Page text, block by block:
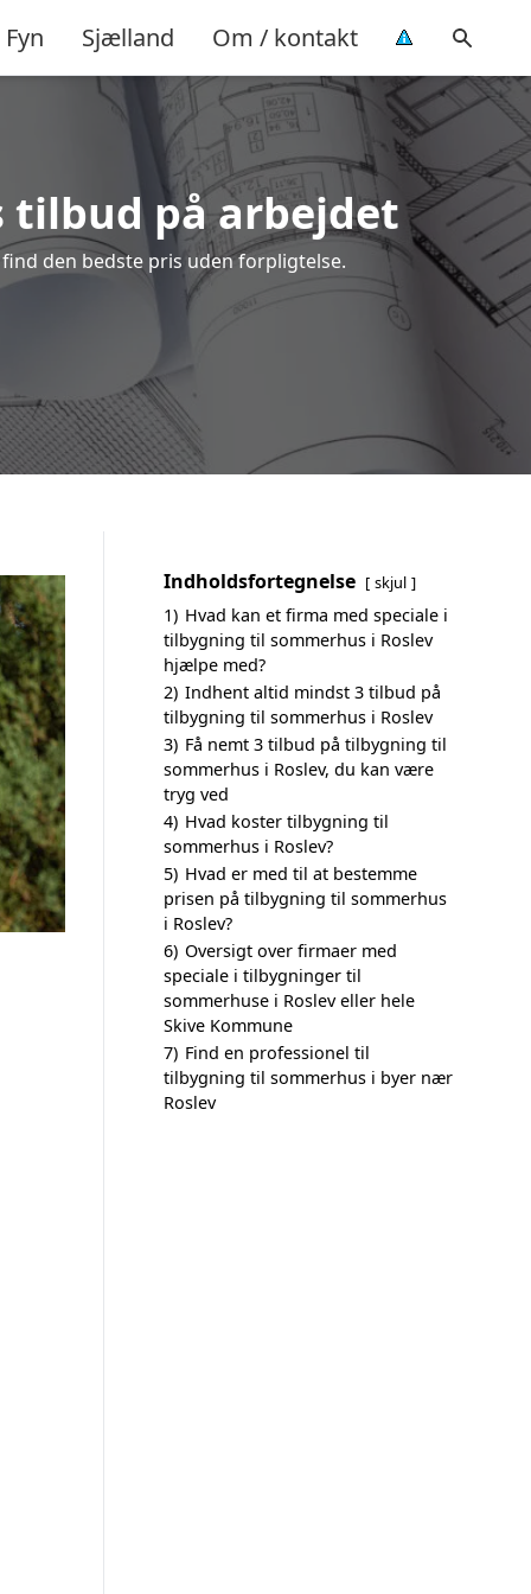
Fyn Sjælland Om / kontakt
tilbud på arbejdet
den bedste pris uden forpligtelse.
Indholdsfortegnelse skjul
1) Hvad kan et firma med speciale i
tilbygning til sommerhus i Roslev
hjælpe med?
2) Indhent altid mindst 3 tilbud på
tilbygning til sommerhus i Roslev
3) Få nemt 3 tilbud på tilbygning til
sommerhus i Roslev, du kan være
tryg ved
4) Hvad koster tilbygning til
sommerhus i Roslev?
5) Hvad er med til at bestemme
prisen på tilbygning til sommerhus
i Roslev?
6) Oversigt over firmaer med
speciale i tilbygninger til
sommerhuse i Roslev eller hele
Skive Kommune
7) Find en professionel til
tilbygning til sommerhus i byer nær
Roslev